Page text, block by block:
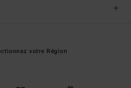
votre Région